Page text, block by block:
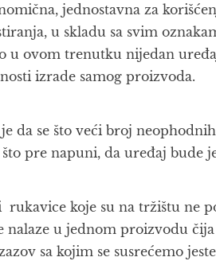
jednostavna za
u skladu sa svim
u ovom trenutku nijedan
izrade samog proizvoda.
da se što veći broj
pre napuni, da uređaj bude
rukavice koje su na tržištu ne
nalaze u jednom proizvodu
sa kojim se susrećemo